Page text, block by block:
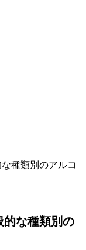
種類別のアルコ
的な種類別の